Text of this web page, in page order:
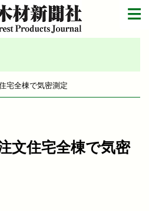
宅全棟で気密測定
文住宅全棟で気密